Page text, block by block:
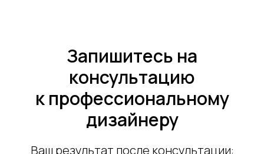
Запишитесь на
консультацию
к профессиональному
дизайнеру
Ваш результат после консультации: